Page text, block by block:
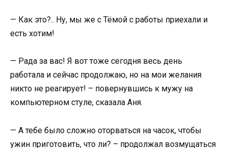
— Как это?.. Ну, мы же с Тёмой с работы приехали и
есть хотим!
— Рада за вас! Я вот тоже сегодня весь день
работала и сейчас продолжаю, но на мои желания
никто не реагирует! – повернувшись к мужу на
компьютерном стуле, сказала Аня.
— А тебе было сложно оторваться на часок, чтобы
ужин приготовить, что ли? – продолжал возмущаться